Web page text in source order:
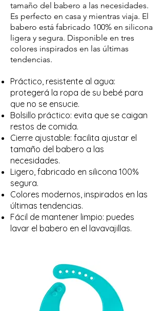
tamaño del babero a las necesidades.
Es perfecto en casa y mientras viaja. El
babero está fabricado 100% en silicona
ligera y segura. Disponible en tres
colores inspirados en las últimas
tendencias.
Práctico, resistente al agua:
protegerá la ropa de su bebé para
que no se ensucie.
Bolsillo práctico: evita que se caigan
restos de comida.
Cierre ajustable: facilita ajustar el
tamaño del babero a las
necesidades.
Ligero, fabricado en silicona 100%
segura.
Colores modernos, inspirados en las
últimas tendencias.
Fácil de mantener limpio: puedes
lavar el babero en el lavavajillas.